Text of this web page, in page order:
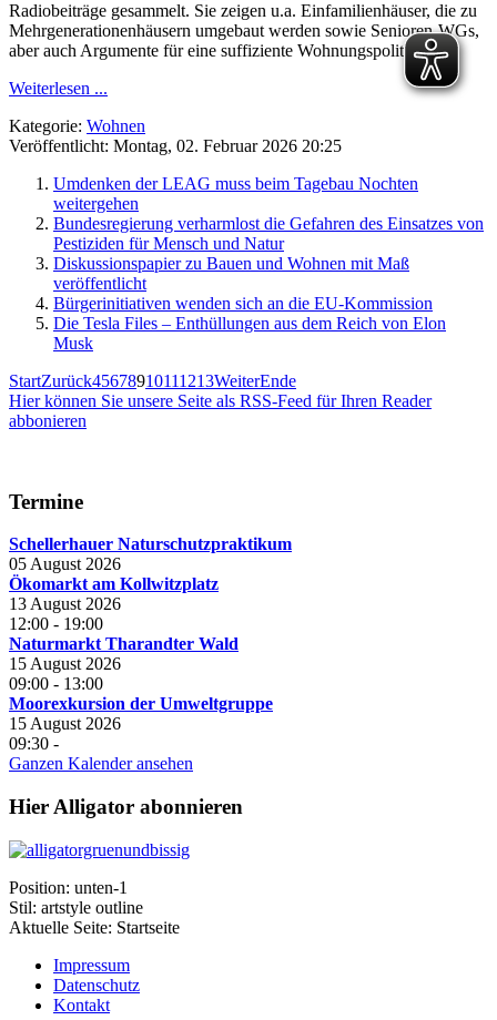
Radiobeiträge gesammelt. Sie zeigen u.a. Einfamilienhäuser, die zu
Mehrgenerationenhäusern umgebaut werden sowie Senioren-WGs,
aber auch Argumente für eine suffiziente Wohnungspolitik.
Weiterlesen ...
Kategorie: Wohnen
Veröffentlicht: Montag, 02. Februar 2026 20:25
Umdenken der LEAG muss beim Tagebau Nochten
weitergehen
Bundesregierung verharmlost die Gefahren des Einsatzes von
Pestiziden für Mensch und Natur
Diskussionspapier zu Bauen und Wohnen mit Maß
veröffentlicht
Bürgerinitiativen wenden sich an die EU-Kommission
Die Tesla Files – Enthüllungen aus dem Reich von Elon
Musk
StartZurück45678910111213WeiterEnde
Hier können Sie unsere Seite als RSS-Feed für Ihren Reader
abbonieren
Termine
Schellerhauer Naturschutzpraktikum
05 August 2026
Ökomarkt am Kollwitzplatz
13 August 2026
12:00 - 19:00
Naturmarkt Tharandter Wald
15 August 2026
09:00 - 13:00
Moorexkursion der Umweltgruppe
15 August 2026
09:30 -
Ganzen Kalender ansehen
Hier Alligator abonnieren
Position: unten-1
Stil: artstyle outline
Aktuelle Seite: Startseite
Impressum
Datenschutz
Kontakt